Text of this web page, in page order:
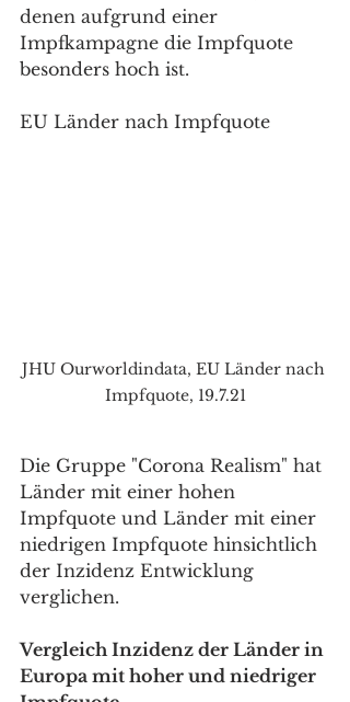
denen aufgrund einer
Impfkampagne die Impfquote
besonders hoch ist.
EU Länder nach Impfquote
JHU Ourworldindata, EU Länder nach
Impfquote, 19.7.21
Die Gruppe "Corona Realism" hat
Länder mit einer hohen
Impfquote und Länder mit einer
niedrigen Impfquote hinsichtlich
der Inzidenz Entwicklung
verglichen.
Vergleich Inzidenz der Länder in
Europa mit hoher und niedriger